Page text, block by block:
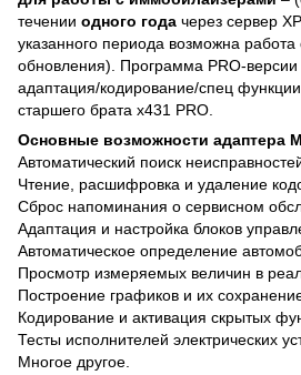
течении одного года через сервер
указанного периода возможна
обновления). Программа PRO-версии
адаптация/кодирование/спец
старшего брата x431 PRO.
Основные возможности адаптера
Автоматический поиск
Чтение, расшифровка и удаление
Сброс напоминания о сервисном
Адаптация и настройка блоков
Автоматическое определение
Просмотр измеряемых величин в
Построение графиков и их
Кодирование и активация скрытых
Тесты исполнителей электрических
Многое другое.